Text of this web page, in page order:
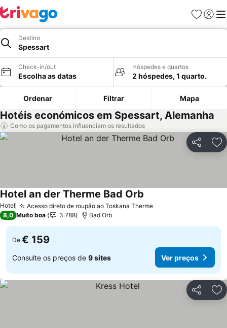
Favoritos
Iniciar
Destino
Spessart
Check-in/out
Escolha as datas
Hóspedes e quartos
2 hóspedes, 1 quarto.
Ordenar Filtrar Mapa
Hotéis económicos em Spessart, Alemanha
Como os pagamentos influenciam os resultados
Partilhar
Hotel Acesso direto de roupão ao Toskana Therme
Hotel an der Therme Bad Orb
8,0 Muito boa 3.788 Bad Orb
De € 159
Consulte os preços de 9 sites Ver preços
Partilhar